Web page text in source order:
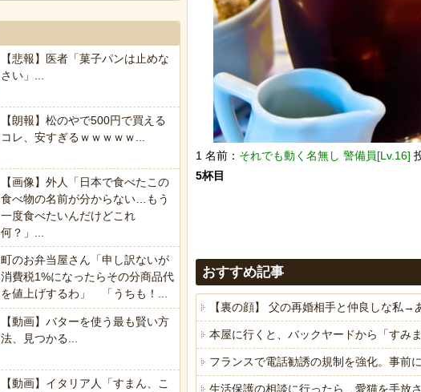
1 名前： それでも動く名無し 警備員[Lv.16]
5杯目
おすすめ記事
【裏の顔】 父の再婚相手と仲良しな私
本屋に行くと、バックヤードから「すみ
フランスで電話勧誘の規制を強化。事前
生活保護の相談に行ったら、愛猫を手放
【悲報】医者「菓子パンは止めな
さい」...
【朗報】松のやで500円で買える
コレ、安すぎるｗｗｗｗｗ...
【画像】外人「日本で食べたこの
食べ物の名前が分からない…もう
一度食べたいんだけどこれ
何？」...
町のお弁当屋さん「申し訳ないが
消費税1%になったらその分商品代
を値上げするわ」 「うちも！...
【動画】バターを使う最も賢い方
法、見つかる...
【動画】イタリア人「すまん、こ